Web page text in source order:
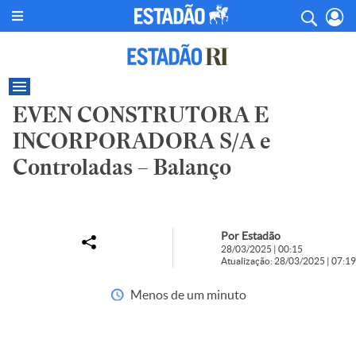
EVEN CONSTRUTORA E
INCORPORADORA S/A e
Controladas – Balanço
Por Estadão
28/03/2025 | 00:15
Atualização: 28/03/2025 | 07:19
Menos de um minuto